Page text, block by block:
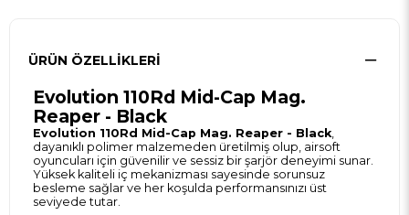
ÜRÜN ÖZELLIKLERI
Evolution 110Rd Mid-Cap Mag.
Reaper - Black
Evolution 110Rd Mid-Cap Mag. Reaper - Black
dayanıklı polimer malzemeden üretilmiş olup, airsoft
oyuncuları için güvenilir ve sessiz bir şarjör deneyimi sunar.
Yüksek kaliteli iç mekanizması sayesinde sorunsuz
besleme sağlar ve her koşulda performansınızı üst
seviyede tutar.